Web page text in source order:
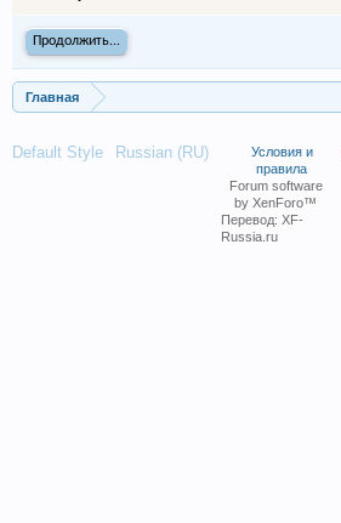
Продолжить...
Главная
Default Style Russian (RU)
Условия и
правила
Forum software
by XenForo™
Перевод: XF-
Russia.ru